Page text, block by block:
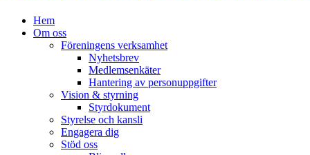
Hem
Om oss
Föreningens verksamhet
Nyhetsbrev
Medlemsenkäter
Hantering av personuppgifter
Vision & styrning
Styrdokument
Styrelse och kansli
Engagera dig
Stöd oss